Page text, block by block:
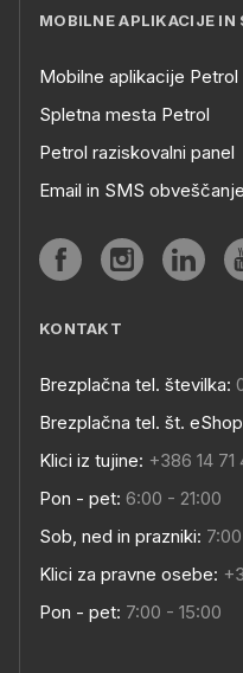
MOBILNE APLIKACIJE IN
Mobilne aplikacije Petrol
Spletna mesta Petrol
Petrol raziskovalni panel
Email in SMS obveščanje
KONTAKT
Brezplačna tel. številka:
Brezplačna tel. št.
Klici iz tujine: +386 14 71
Pon - pet: 6:00 - 21:00
Sob, ned in prazniki:
Klici za pravne osebe:
Pon - pet: 7:00 - 15:00